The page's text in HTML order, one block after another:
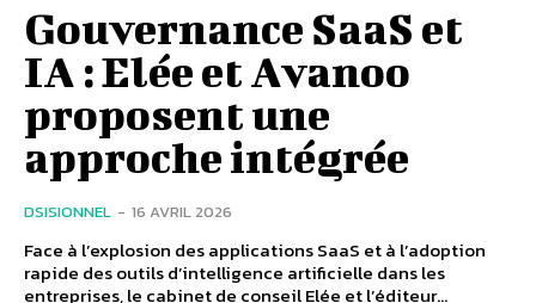
Gouvernance SaaS et
IA : Elée et Avanoo
proposent une
approche intégrée
DSISIONNEL - 16 AVRIL 2026
Face à l’explosion des applications SaaS et à l’adoption
rapide des outils d’intelligence artificielle dans les
entreprises, le cabinet de conseil Elée et l’éditeur...